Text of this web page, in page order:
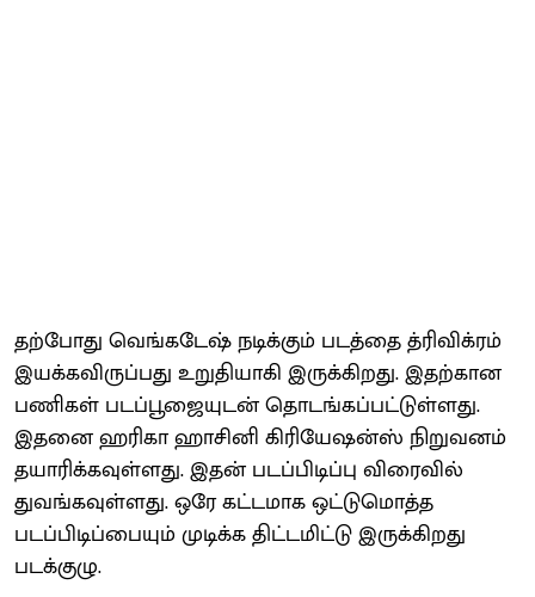
தற்போது வெங்கடேஷ் நடிக்கும் படத்தை த்ரிவிக்ரம்
இயக்கவிருப்பது உறுதியாகி இருக்கிறது. இதற்கான
பணிகள் படப்பூஜையுடன் தொடங்கப்பட்டுள்ளது.
இதனை ஹரிகா ஹாசினி கிரியேஷன்ஸ் நிறுவனம்
தயாரிக்கவுள்ளது. இதன் படப்பிடிப்பு விரைவில்
துவங்கவுள்ளது. ஒரே கட்டமாக ஒட்டுமொத்த
படப்பிடிப்பையும் முடிக்க திட்டமிட்டு இருக்கிறது
படக்குழு.